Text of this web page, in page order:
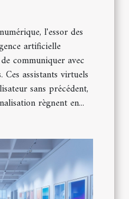
l'essor des
artificielle
communiquer avec
Ces assistants virtuels
sans précédent,
règnent en...